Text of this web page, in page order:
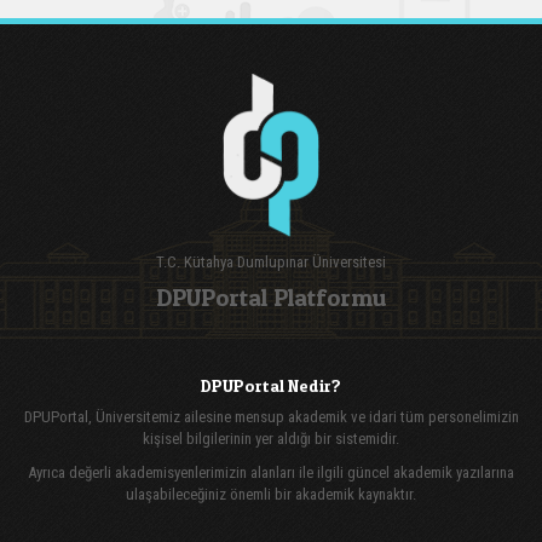
T.C. Kütahya Dumlupınar Üniversitesi
DPUPortal Platformu
DPUPortal Nedir?
DPUPortal, Üniversitemiz ailesine mensup akademik ve idari tüm personelimizin
kişisel bilgilerinin yer aldığı bir sistemidir.
Ayrıca değerli akademisyenlerimizin alanları ile ilgili güncel akademik yazılarına
ulaşabileceğiniz önemli bir akademik kaynaktır.